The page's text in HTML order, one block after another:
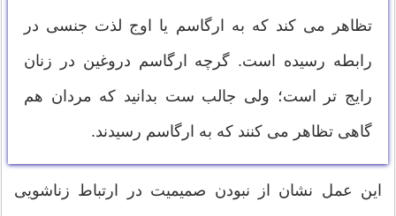
تظاهر می کند که به ارگاسم یا اوج لذت جنسی در
رابطه رسیده است. گرچه ارگاسم دروغین در زنان
رایج تر است؛ ولی جالب ست بدانید که مردان هم
گاهی تظاهر می کنند که به ارگاسم رسیدند.
این عمل نشان از نبودن صمیمیت در ارتباط زناشویی